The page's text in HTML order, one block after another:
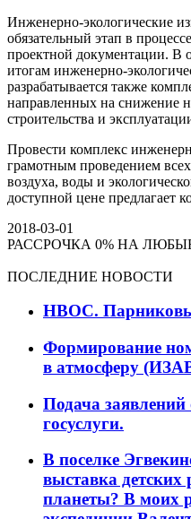
Инженерно-экологические
обязательный этап в
проектной документации. В
итогам инженерно-
разрабатывается также
направленных на снижение
строительства и
Провести комплекс
грамотным проведением
воздуха, воды и
доступной цене предлагает
2018-03-01
РАССРОЧКА 0% НА
ПОСЛЕДНИЕ НОВОСТИ
НВОС.
Формирование
в атмосферу
Подача заявлений
госуслуги.
В поселке
выставка детских
планеты? В моих